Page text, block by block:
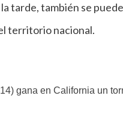
la tarde, también se
territorio nacional.
gana en California un